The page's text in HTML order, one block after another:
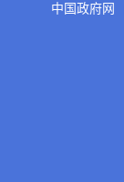
中国政府网